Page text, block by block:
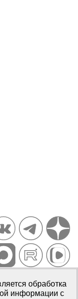
2007–2026
обработка
информации с